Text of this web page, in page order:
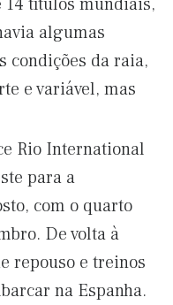
algumas
condições da raia,
e variável, mas
Rio International
para a
com o quarto
De volta à
repouso e treinos
na Espanha.